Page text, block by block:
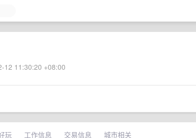
12 11:30:20 +08:00
玩 工作信息 交易信息 城市相关